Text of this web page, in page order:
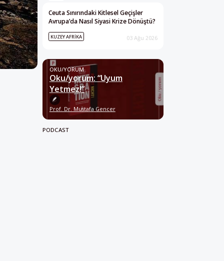
Ceuta Sınırındaki Kitlesel Geçişler
Avrupa’da Nasıl Siyasi Krize Dönüştü?
KUZEY AFRIKA 03 Ağu 2026
OKU/YORUM
Oku/yorum: “Uyum
Yetmez!”
Prof. Dr. Mustafa Gencer
PODCAST